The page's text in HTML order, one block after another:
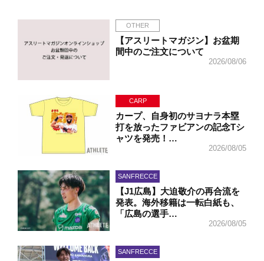
OTHER
【アスリートマガジン】お盆期
間中のご注文について
2026/08/06
CARP
カープ、自身初のサヨナラ本塁
打を放ったファビアンの記念Tシ
ャツを発売！…
2026/08/05
SANFRECCE
【J1広島】大迫敬介の再合流を
発表。海外移籍は一転白紙も、
「広島の選手…
2026/08/05
SANFRECCE